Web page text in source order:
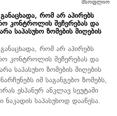
მსოფლიო
რომ არ აპირებს
კონტროლის შეჩერებას და
საპასუხო ზომების მიღების
რომ არ აპირებს
კონტროლის შეჩერებას და
საპასუხო ზომების მიღების
იმ საგანგებო ზომებს,
ესპანურ ანკლავ სეუტაში
ნაკადის საპასუხოდ დააწესა.